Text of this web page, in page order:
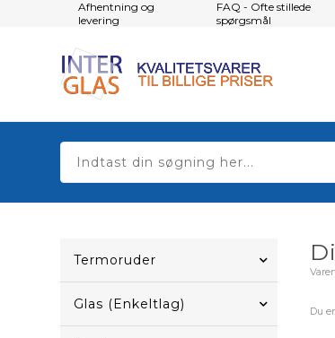
Afhentning og
levering
FAQ - Ofte stillede
spørgsmål
Termoruder
Glas (Enkeltlag) Du